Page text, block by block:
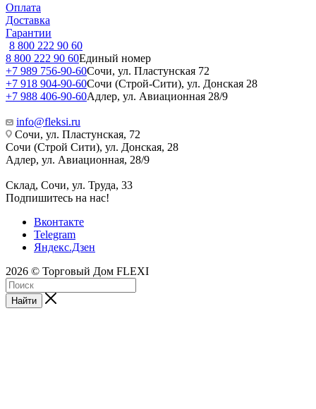
Оплата
Доставка
Гарантии
8 800 222 90 60
8 800 222 90 60Единый номер
+7 989 756-90-60Сочи, ул. Пластунская 72
+7 918 904-90-60Сочи (Строй-Сити), ул. Донская 28
+7 988 406-90-60Адлер, ул. Авиационная 28/9
info@fleksi.ru
Сочи, ул. Пластунская, 72
Сочи (Строй Сити), ул. Донская, 28
Адлер, ул. Авиационная, 28/9
Склад, Сочи, ул. Труда, 33
Подпишитесь на нас!
Вконтакте
Telegram
Яндекс.Дзен
2026 © Торговый Дом FLEXI
Найти